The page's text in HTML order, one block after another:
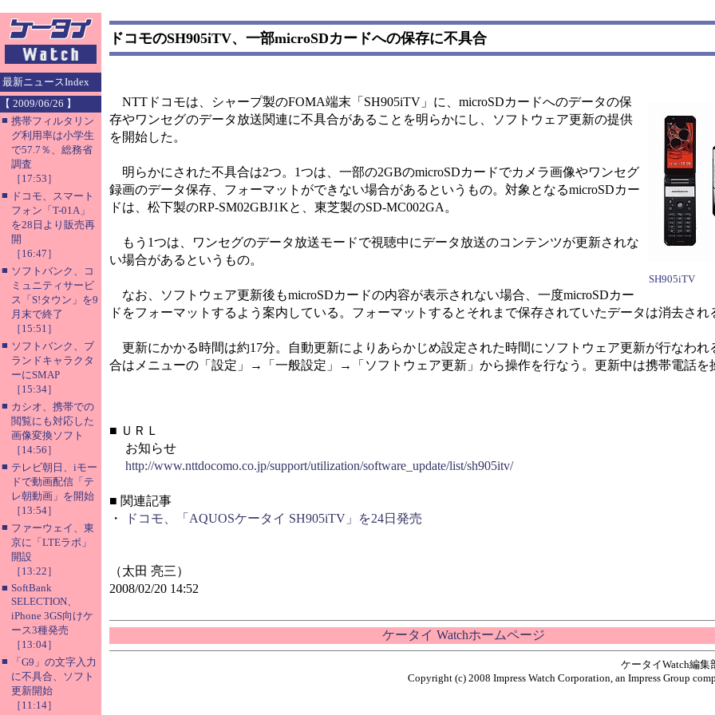
最新ニュースIndex
【 2009/06/26 】
■ 携帯フィルタリン
グ利用率は小学生
で57.7％、総務省
調査
［17:53］
■ ドコモ、スマート
フォン「T-01A」
を28日より販売再
開
［16:47］
■ ソフトバンク、コ
ミュニティサービ
ス「S!タウン」を9
月末で終了
［15:51］
■ ソフトバンク、ブ
ランドキャラクタ
ーにSMAP
［15:34］
■ カシオ、携帯での
閲覧にも対応した
画像変換ソフト
［14:56］
■ テレビ朝日、iモー
ドで動画配信「テ
レ朝動画」を開始
［13:54］
■ ファーウェイ、東
京に「LTEラボ」
開設
［13:22］
■ SoftBank
SELECTION、
iPhone 3GS向けケ
ース3種発売
［13:04］
■
「G9」の文字入力
に不具合、ソフト
更新開始
［11:14］
ドコモのSH905iTV、一部microSDカードへの保存に不具合
SH905iTV
NTTドコモは、シャープ製のFOMA端末「SH905iTV」に、microSDカードへのデータの保
存やワンセグのデータ放送関連に不具合があることを明らかにし、ソフトウェア更新の提供
を開始した。
明らかにされた不具合は2つ。1つは、一部の2GBのmicroSDカードでカメラ画像やワンセグ
録画のデータ保存、フォーマットができない場合があるというもの。対象となるmicroSDカー
ドは、松下製のRP-SM02GBJ1Kと、東芝製のSD-MC002GA。
もう1つは、ワンセグのデータ放送モードで視聴中にデータ放送のコンテンツが更新されな
い場合があるというもの。
なお、ソフトウェア更新後もmicroSDカードの内容が表示されない場合、一度microSDカー
ドをフォーマットするよう案内している。フォーマットするとそれまで保存されていたデータは消去され
更新にかかる時間は約17分。自動更新によりあらかじめ設定された時間にソフトウェア更新が行なわれ
合はメニューの「設定」→「一般設定」→「ソフトウェア更新」から操作を行なう。更新中は携帯電話を
■ ＵＲＬ
お知らせ
http://www.nttdocomo.co.jp/support/utilization/software_update/list/sh905itv/
■ 関連記事
・
ドコモ、「AQUOSケータイ SH905iTV」を24日発売
（太田 亮三）
2008/02/20 14:52
ケータイ Watchホームページ
ケータイWatch編
Copyright (c) 2008 Impress Watch Corporation, an Impress Group